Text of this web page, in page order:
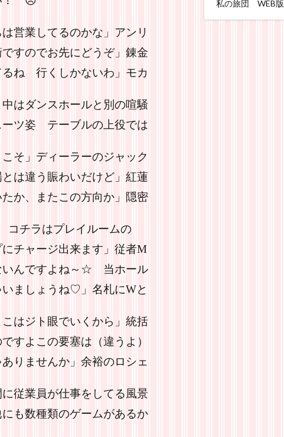
営業してるのかな」アンリ
すのでお先にどうぞ」錬金
るね 行くしかないわ」モカ
はダンスホールと別の喧騒
ーツ姿 テーブルの上役では
そ」ディーラーのジャック
は違う賑わいだけど」紅蓮
か、またこの方向か」隠密
チラはプレイルームの
チャージ出来ます」従者M
いんですよね～☆ 当ホール
ましょうね♡」名札にWと
はジト眼でいくから」統括
すよこの要塞は（違うよ）
りませんか」余裕のロシェ
従業員が仕事をしてる風景
も数種類のゲームがあるか
私の旅団 WEB版